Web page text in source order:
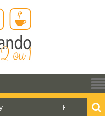
Pão de água para o